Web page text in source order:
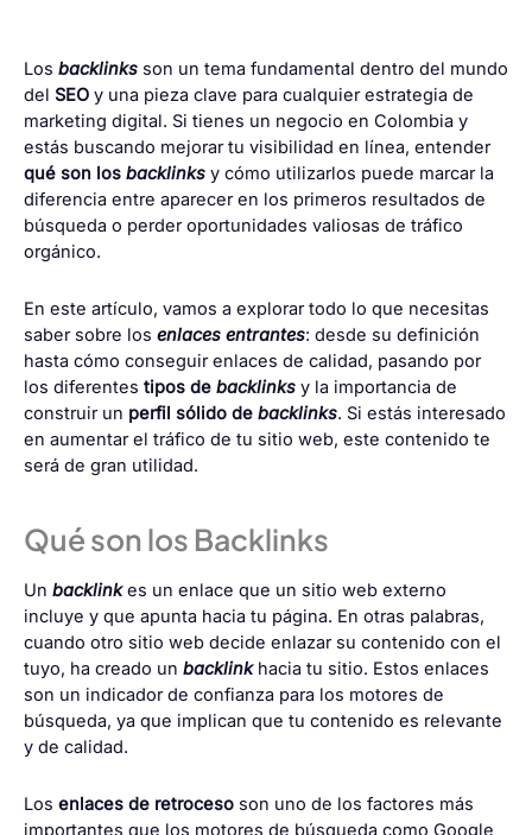
Los backlinks son un tema fundamental dentro del mundo
del SEO y una pieza clave para cualquier estrategia de
marketing digital. Si tienes un negocio en Colombia y
estás buscando mejorar tu visibilidad en línea, entender
qué son los backlinks y cómo utilizarlos puede marcar la
diferencia entre aparecer en los primeros resultados de
búsqueda o perderoportunidades valiosas de tráfico
orgánico.
En este artículo, vamos a explorar todo lo que necesitas
saber sobre los enlaces entrantes: desde su definición
hasta cómo conseguir enlaces de calidad, pasando por
los diferentes tipos de backlinks y la importancia de
construir un perfil sólido de backlinks. Si estás interesado
en aumentar el tráfico de tu sitio web, este contenido te
será de gran utilidad.
Qué son los Backlinks
Un backlinkes un enlace que un sitio web externo
incluye y que apunta hacia tu página. En otras palabras,
cuando otro sitio web decide enlazar su contenido con el
tuyo, ha creado un backlinkhacia tu sitio. Estos enlaces
son un indicador de confianza para los motores de
búsqueda, ya que implican que tu contenido es relevante
y de calidad.
Los enlaces de retroceso son uno de los factores más
importantes que los motores de búsqueda como Google